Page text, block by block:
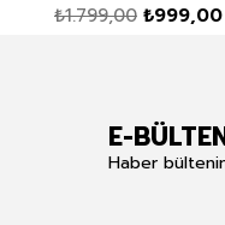
₺999,00
₺1.799,00
E-
Haber